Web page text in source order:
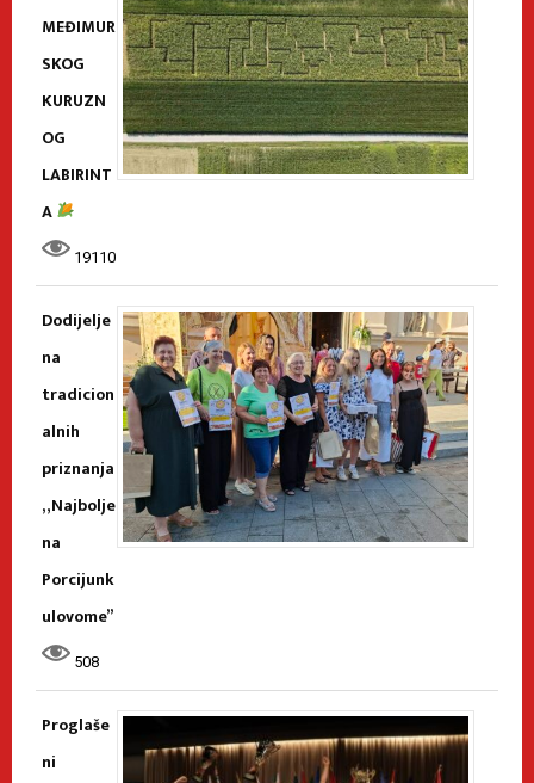
MEĐIMUR
SKOG
KURUZN
OG
LABIRINT
A
19110
Dodijelje
na
tradicion
alnih
priznanja
„Najbolje
na
Porcijunk
ulovome”
508
Proglaše
ni